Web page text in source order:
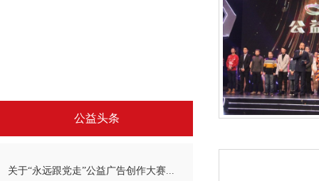
中国精神系列海报专题（三） 文明引导公益海
公益头条
关于“永远跟党走”公益广告创作大赛...